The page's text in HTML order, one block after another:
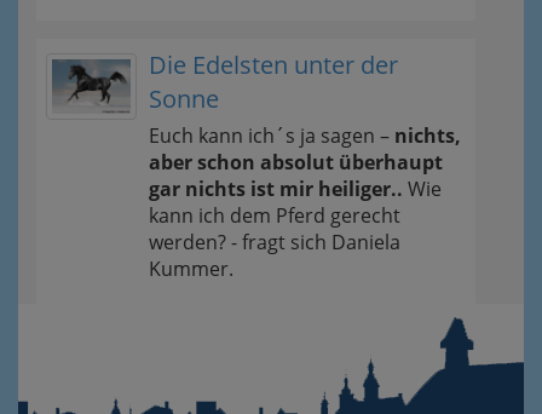
Die Edelsten unter der
Sonne
Euch kann ich´s ja sagen – nichts,
aber schon absolut überhaupt
gar nichts ist mir heiliger.. Wie
kann ich dem Pferd gerecht
werden? - fragt sich Daniela
Kummer.